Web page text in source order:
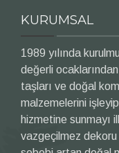
KURUMSAL
1989 yılında
değerli
taşları ve doğal
malzemelerini
hizmetine sunmayı
vazgeçilmez